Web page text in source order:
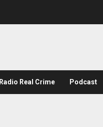
Radio Real Crime Podcast